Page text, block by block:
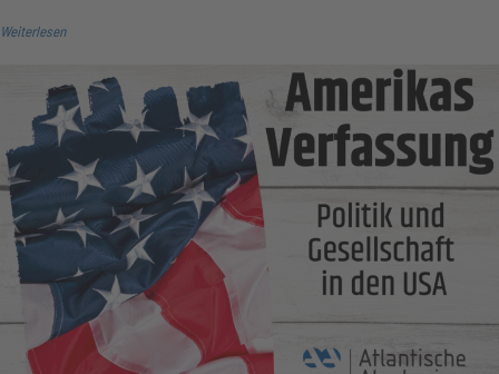
Weiterlesen